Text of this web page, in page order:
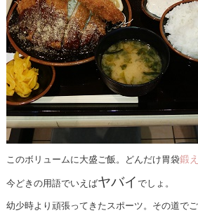
このボリュームに大盛ご飯。どんだけ胃袋鍛
今どきの用語でいえばヤバイ でしょ。
幼少時より頑張ってきたスポーツ。その道で